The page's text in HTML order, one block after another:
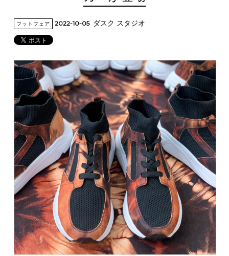
フットフェア 2022-10-05 ダスク スタジオ